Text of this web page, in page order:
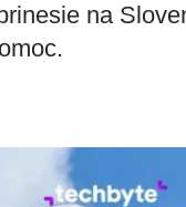
na